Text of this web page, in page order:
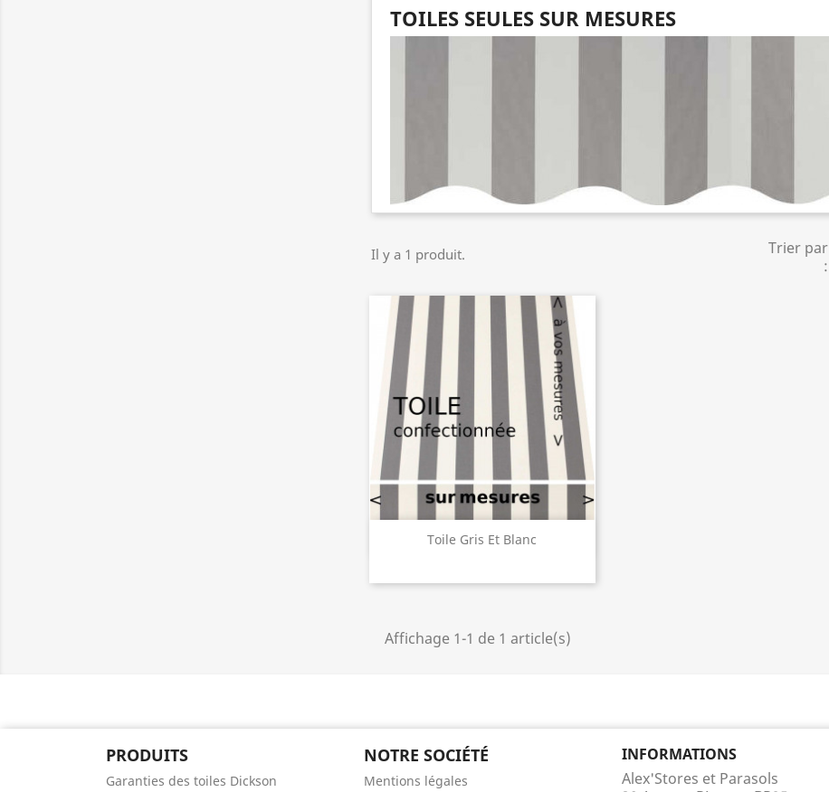
TOILES SEULES SUR MESURES
Il y a 1 produit.
Trier par
:
Toile Gris Et Blanc
Aperçu rapide
Affichage 1-1 de 1 article(s)
PRODUITS
Garanties des toiles Dickson
NOTRE SOCIÉTÉ
Mentions légales
INFORMATIONS
Alex'Stores et Parasols